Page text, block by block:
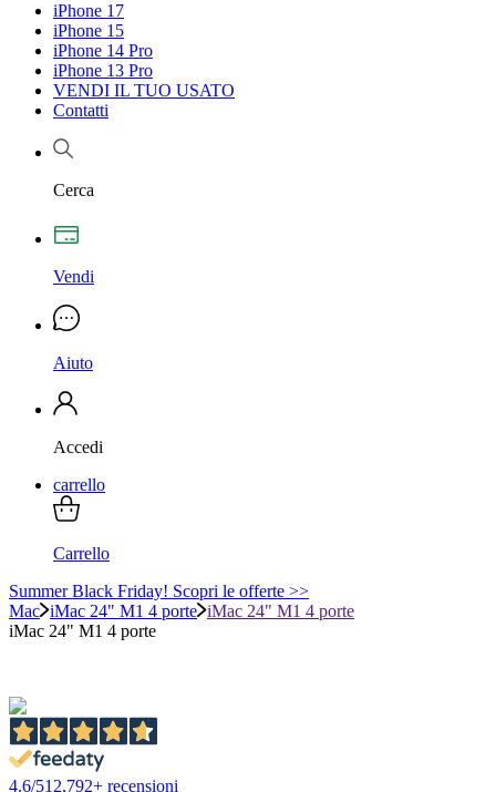
iPhone 17
iPhone 15
iPhone 14 Pro
iPhone 13 Pro
VENDI IL TUO USATO
Contatti
Cerca
Vendi
Aiuto
Accedi
carrello
Carrello
Summer Black Friday! Scopri le offerte >>
Mac iMac 24" M1 4 porte iMac 24" M1 4 porte
iMac 24" M1 4 porte
4.6/512,792+ recensioni